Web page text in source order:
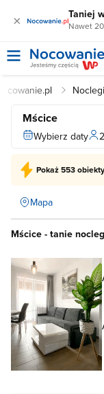
× Taniej
Nawet
Noclegi
Mścice
Wybierz daty
Pokaż553 obiekty
Mapa
Mścice - tanie